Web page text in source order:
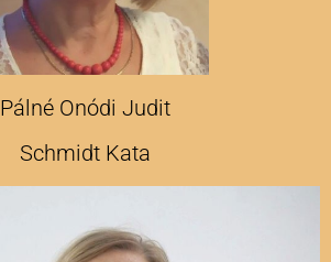
Pálné Onódi Judit
Schmidt Kata